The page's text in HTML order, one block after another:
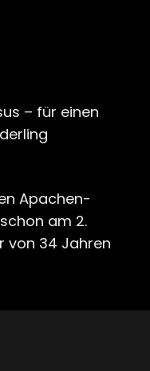
– für einen
Apachen-
am 2.
von 34 Jahren